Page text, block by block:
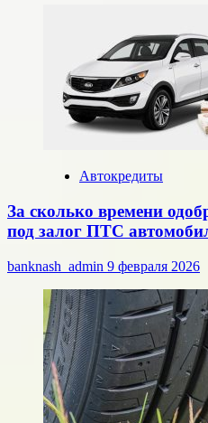
Автокредиты
За сколько времени
под залог ПТС
banknash_admin 9 февраля 2026